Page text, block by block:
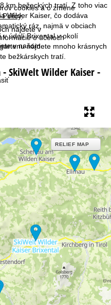
cookies a o zmene
Policy.
nájdete v
o účeloch
v našom
km bežeckých tratí. Z toho viac
Wilder Kaiser, čo dodáva
ráz, najmä v obciach
v údolí Brixental v okolí
nájdete mnoho krásnych
bežkárskych tratí.
SkiWelt Wilder Kaiser -
RELIEF MAP